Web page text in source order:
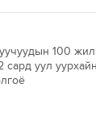
100
сард уул